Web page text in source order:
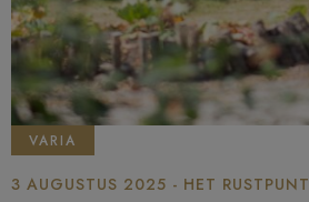
VARIA
3 AUGUSTUS 2025 - HET RUSTPUNT